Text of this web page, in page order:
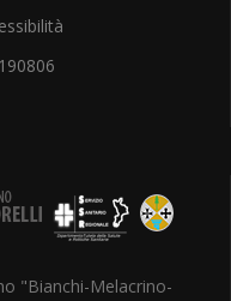
"Bianchi-Melacrino-